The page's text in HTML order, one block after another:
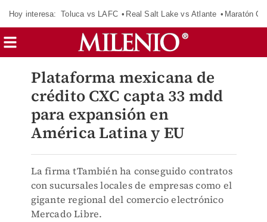
Hoy interesa: Toluca vs LAFC Real Salt Lake vs Atlante Maratón
Plataforma mexicana de
crédito CXC capta 33 mdd
para expansión en
América Latina y EU
La firma tTambién ha conseguido contratos
con sucursales locales de empresas como el
gigante regional del comercio electrónico
Mercado Libre.